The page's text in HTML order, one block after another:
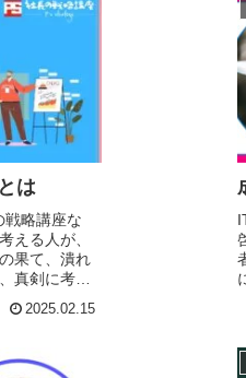
は
戦略講座な
える人が、
果て、潰れ
剣に考え
き...
2025.02.15